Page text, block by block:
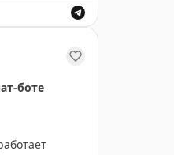
Рылово
сложным
Также
боте